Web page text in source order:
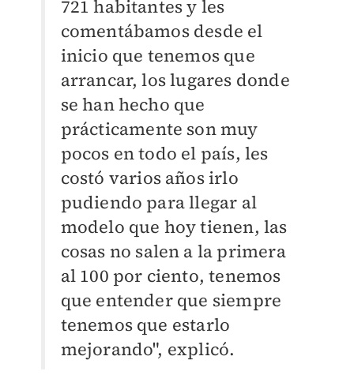
721 habitantes y les
comentábamos desde el
inicio que tenemos que
arrancar, los lugares donde
se han hecho que
prácticamente son muy
pocos en todo el país, les
costó varios años irlo
pudiendo para llegar al
modelo que hoy tienen, las
cosas no salen a la primera
al 100 por ciento, tenemos
que entender que siempre
tenemos que estarlo
mejorando", explicó.